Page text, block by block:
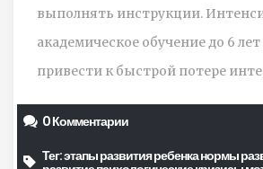
выполнять инструкции.
академическое обучение до 6
привести к быстрой потере
0 Комментарии
Тег:этапы развития ребенканормы